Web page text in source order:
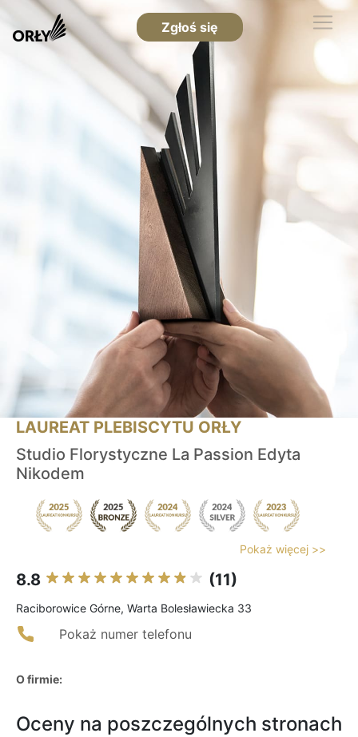
Zgłoś się
LAUREAT PLEBISCYTU ORŁY
Studio Florystyczne La Passion Edyta
Nikodem
Pokaż więcej >>
8.8 (11)
Raciborowice Górne, Warta Bolesławiecka 33
Pokaż numer telefonu
O firmie:
Oceny na poszczególnych stronach